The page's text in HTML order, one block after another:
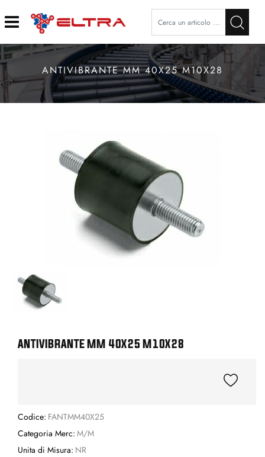
Open
ANTIVIBRANTE MM 40X25 M10X28
ANTIVIBRANTE MM 40X25 M10X28
Codice: FANTMM40X25
Categoria Merc: M/M
Unita di Misura: NR